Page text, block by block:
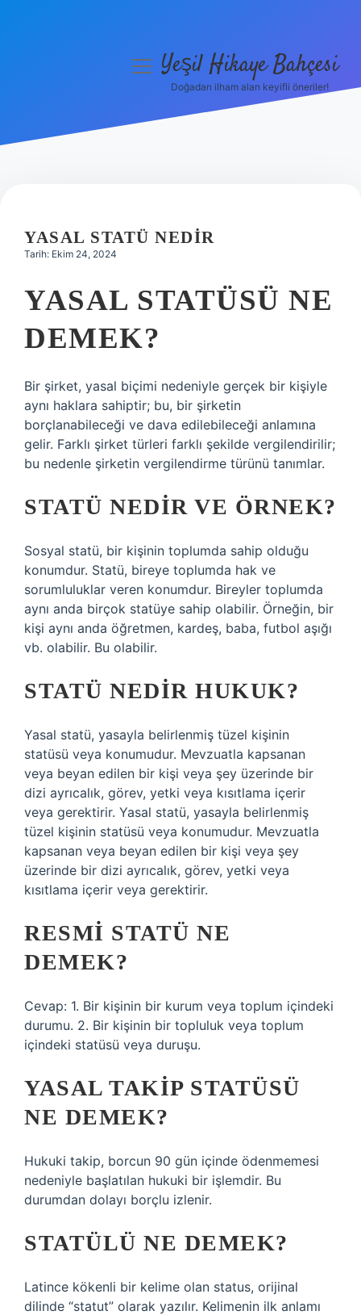
Hakkımızda
menüyüYeşil Hikaye Bahçesi
Doğadan ilham alan keyifli öneriler!
YASAL STATÜ NEDIR
Tarih: Ekim 24, 2024
YASAL STATÜSÜ NE
DEMEK?
Bir şirket, yasal biçimi nedeniyle gerçek bir kişiyle
aynı haklara sahiptir; bu, bir şirketin
borçlanabileceği ve dava edilebileceği anlamına
gelir. Farklı şirket türleri farklı şekilde vergilendirilir;
bu nedenle şirketin vergilendirme türünü tanımlar.
STATÜ NEDIR VE ÖRNEK?
Sosyal statü, bir kişinin toplumda sahip olduğu
konumdur. Statü, bireye toplumda hak ve
sorumluluklar veren konumdur. Bireyler toplumda
aynı anda birçok statüye sahip olabilir. Örneğin, bir
kişi aynı anda öğretmen, kardeş, baba, futbol aşığı
vb. olabilir. Bu olabilir.
STATÜ NEDIR HUKUK?
Yasal statü, yasayla belirlenmiş tüzel kişinin
statüsü veya konumudur. Mevzuatla kapsanan
veya beyan edilen bir kişi veya şey üzerinde bir
dizi ayrıcalık, görev, yetki veya kısıtlama içerir
veya gerektirir. Yasal statü, yasayla belirlenmiş
tüzel kişinin statüsü veya konumudur. Mevzuatla
kapsanan veya beyan edilen bir kişi veya şey
üzerinde bir dizi ayrıcalık, görev, yetki veya
kısıtlama içerir veya gerektirir.
RESMI STATÜ NE
DEMEK?
Cevap: 1. Bir kişinin bir kurum veya toplum içindeki
durumu. 2. Bir kişinin bir topluluk veya toplum
içindeki statüsü veya duruşu.
YASAL TAKIP STATÜSÜ
NE DEMEK?
Hukuki takip, borcun 90 gün içinde ödenmemesi
nedeniyle başlatılan hukuki bir işlemdir. Bu
durumdan dolayı borçlu izlenir.
STATÜLÜ NE DEMEK?
Latince kökenli bir kelime olan status, orijinal
dilinde “statut” olarak yazılır. Kelimenin ilk anlamı